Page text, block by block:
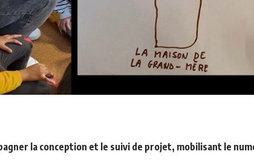
la conception et le suivi de projet, mobilisant le